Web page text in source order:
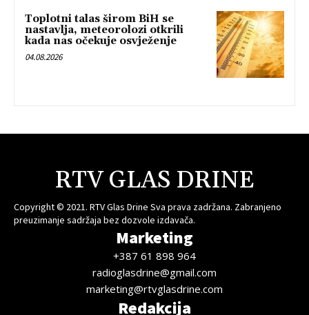
Toplotni talas širom BiH se
nastavlja, meteorolozi otkrili
kada nas očekuje osvježenje
04.08.2026
RTV GLAS DRINE
Copyright © 2021. RTV Glas Drine Sva prava zadržana. Zabranjeno
preuzimanje sadržaja bez dozvole izdavača.
Marketing
+387 61 898 964
radioglasdrine@gmail.com
marketing@rtvglasdrine.com
Redakcija